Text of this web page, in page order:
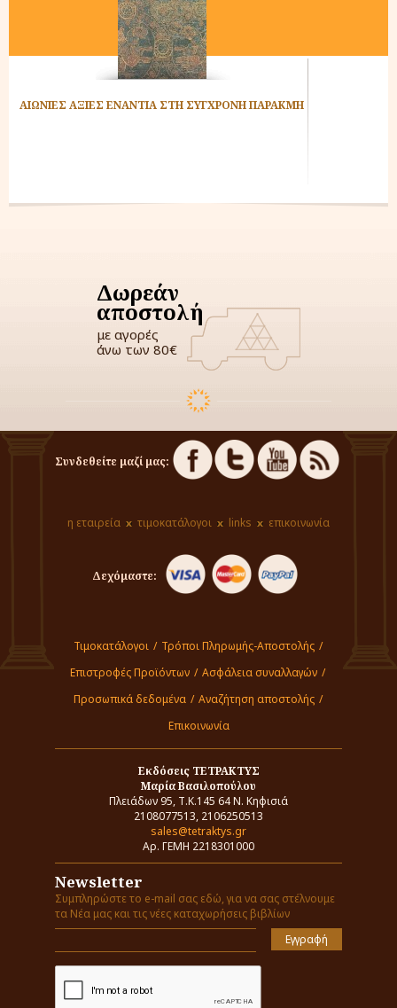
ΑΙΩΝΙΕΣ ΑΞΙΕΣ ΕΝΑΝΤΙΑ ΣΤΗ ΣΥΓΧΡΟΝΗ ΠΑΡΑΚΜΗ
Δωρεάν
αποστολή
με αγορές
άνω των 80€
Συνδεθείτε μαζί μας:
η εταιρεία τιμοκατάλογοι links επικοινωνία
Δεχόμαστε:
Τιμοκατάλογοι / Τρόποι Πληρωμής-Αποστολής /
Επιστροφές Προϊόντων / Ασφάλεια συναλλαγών /
Προσωπικά δεδομένα / Αναζήτηση αποστολής /
Επικοινωνία
Εκδόσεις ΤΕΤΡΑΚΤΥΣ
Μαρία Βασιλοπούλου
Πλειάδων 95, Τ.Κ.145 64 Ν. Κηφισιά
2108077513, 2106250513
sales@tetraktys.gr
Αρ. ΓΕΜΗ 2218301000
Newsletter
Συμπληρώστε το e-mail σας εδώ, για να σας στέλνουμε
τα Νέα μας και τις νέες καταχωρήσεις βιβλίων